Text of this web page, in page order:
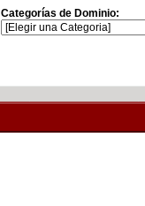
Categorías de Dominio: